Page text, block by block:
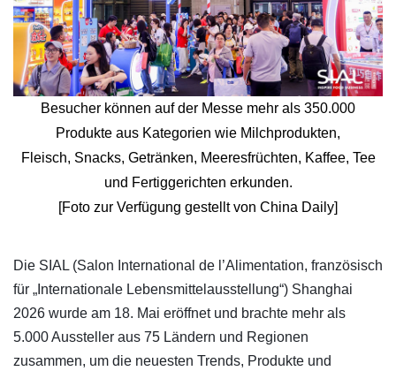
Besucher können auf der Messe mehr als 350.000
Produkte aus Kategorien wie Milchprodukten,
Fleisch, Snacks, Getränken, Meeresfrüchten, Kaffee, Tee
und Fertiggerichten erkunden.
[Foto zur Verfügung gestellt von China Daily]
​Die SIAL (Salon International de l’Alimentation, französisch
für „Internationale Lebensmittelausstellung“) Shanghai
2026 wurde am 18. Mai eröffnet und brachte mehr als
5.000 Aussteller aus 75 Ländern und Regionen
zusammen, um die neuesten Trends, Produkte und